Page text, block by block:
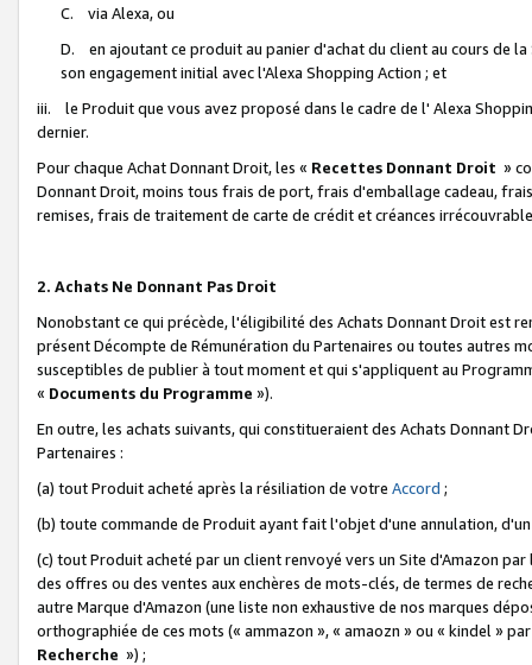
C. via Alexa, ou
D. en ajoutant ce produit au panier d'achat du client au cours de
son engagement initial avec l'Alexa Shopping Action ; et
iii. le Produit que vous avez proposé dans le cadre de l' Alexa
dernier.
Pour chaque Achat Donnant Droit, les « Recettes Donnant Droit »
Donnant Droit, moins tous frais de port, frais d'emballage cadeau,
remises, frais de traitement de carte de crédit et créances
2. Achats Ne Donnant Pas Droit
Nonobstant ce qui précède, l'éligibilité des Achats Donnant Droit est
présent Décompte de Rémunération du Partenaires ou toutes autres
susceptibles de publier à tout moment et qui s'appliquent au
« Documents du Programme »).
En outre, les achats suivants, qui constitueraient des Achats Donnant
Partenaires :
(a) tout Produit acheté après la résiliation de votre Accord ;
(b) toute commande de Produit ayant fait l'objet d'une annulation,
(c) tout Produit acheté par un client renvoyé vers un Site d'Amazon
des offres ou des ventes aux enchères de mots-clés, de termes de
autre Marque d'Amazon (une liste non exhaustive de nos marques
orthographiée de ces mots (« ammazon », « amaozn » ou « kindel »
Recherche ») ;